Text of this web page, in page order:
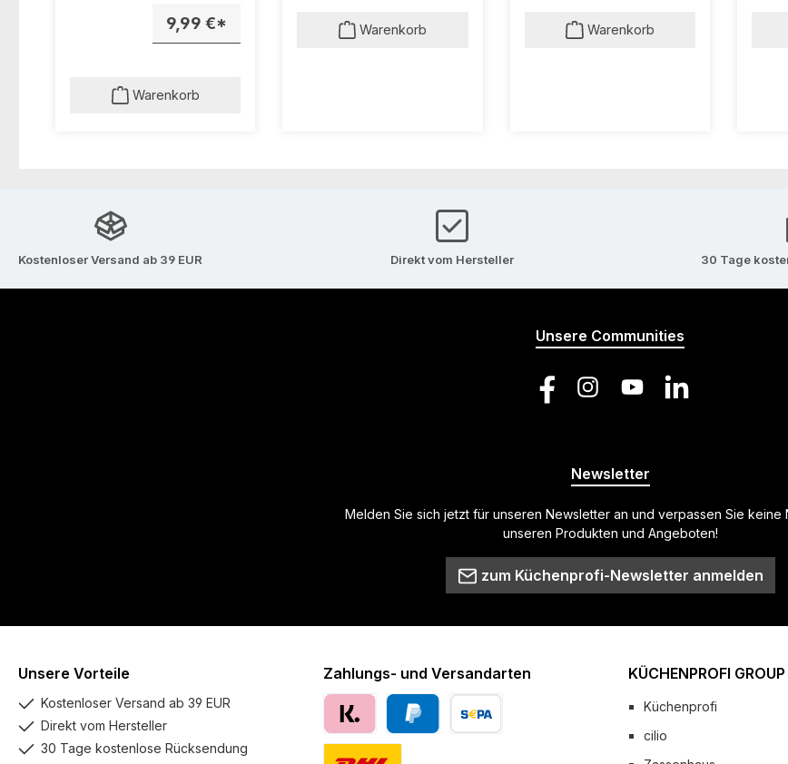
TrinkverschlussPassend
zu cilio Smoothie Maker
491395)Material:
hochwertiger Kunststoff
9,99 €*
Warenkorb
Warenkorb Warenkorb
Kostenloser Versand ab 39 EUR Direkt vom Hersteller 30 Tage
Unsere Communities
FacebookInstagramYouTube LinkedIn
Newsletter
Melden Sie sich jetzt für unseren Newsletter an und verpassen Sie keine
unseren Produkten und Angeboten!
zum Küchenprofi-Newsletter anmelden
Unsere Vorteile
Kostenloser Versand ab 39 EUR
Direkt vom Hersteller
30 Tage kostenlose Rücksendung
Zahlungs- und Versandarten
PayPal
Klarna
KÜCHENPROFI GROUP
Küchenprofi
cilio